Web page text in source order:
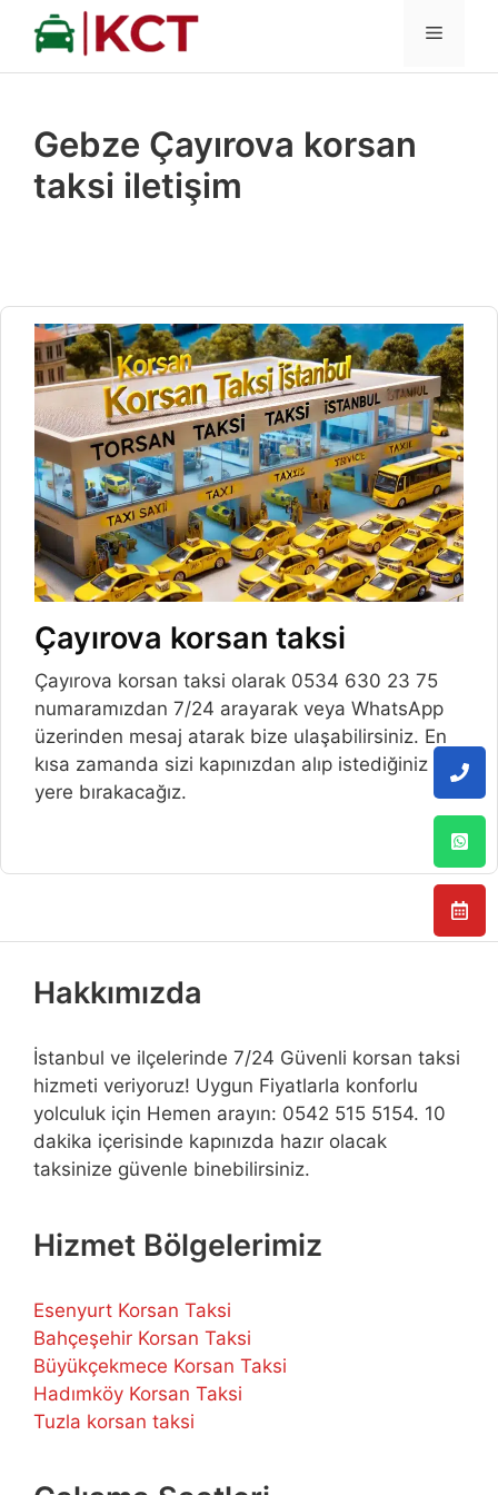
İçeriğe
MENÜ
Gebze Çayırova korsan
taksi iletişim
Çayırova korsan taksi
Çayırova korsan taksi olarak 0534 630 23 75
numaramızdan 7/24 arayarak veya WhatsApp
üzerinden mesaj atarak bize ulaşabilirsiniz. En
kısa zamanda sizi kapınızdan alıp istediğiniz
yere bırakacağız.
Hakkımızda
İstanbul ve ilçelerinde 7/24 Güvenli korsan taksi
hizmeti veriyoruz! Uygun Fiyatlarla konforlu
yolculuk için Hemen arayın: 0542 515 5154. 10
dakika içerisinde kapınızda hazır olacak
taksinize güvenle binebilirsiniz.
Hizmet Bölgelerimiz
Esenyurt Korsan Taksi
Bahçeşehir Korsan Taksi
Büyükçekmece Korsan Taksi
Hadımköy Korsan Taksi
Tuzla korsan taksi